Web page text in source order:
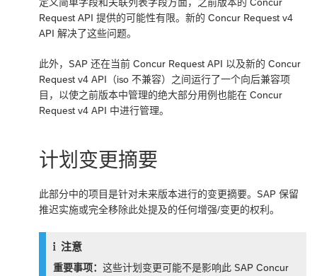
定义简单字段和关联列表字段方面，之前版本的 Concur
Request API 提供的可能性有限。新的 Concur Request v4
API 解决了这些问题。
此外，SAP 还在当前 Concur Request API 以及新的 Concur
Request v4 API（iso 不兼容）之间运行了一个向后兼容项
目，以使之前版本中管理的绝大部分用例也能在 Concur
Request v4 API 中进行管理。
计划变更摘要
此部分中的项目是针对未来版本进行的变更摘要。SAP 保留
推迟实施或完全移除此处提及的任何增强/变更的权利。
注意
重要事项：这些计划变更可能不是影响此 SAP Concur